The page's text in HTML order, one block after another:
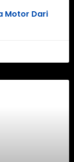
Motor Dari